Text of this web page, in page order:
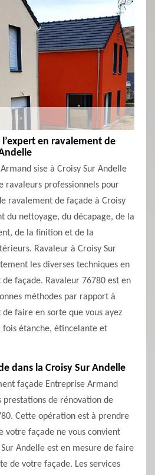
en ravalement de
sise à Croisy Sur Andelle
ravaleurs professionnels pour
ravalement de façade à Croisy
du nettoyage, du décapage, de la
de la finition et de la
Ravaleur à Croisy Sur
les diverses techniques en
façade. Ravaleur 76780 est en
méthodes par rapport à
faire en sorte que vous ayez
fois étanche, étincelante et
dans la Croisy Sur Andelle
façade Entreprise Armand
prestations de rénovation de
Cette opération est à prendre
votre façade ne vous convient
Andelle est en mesure de faire
de votre façade. Les services